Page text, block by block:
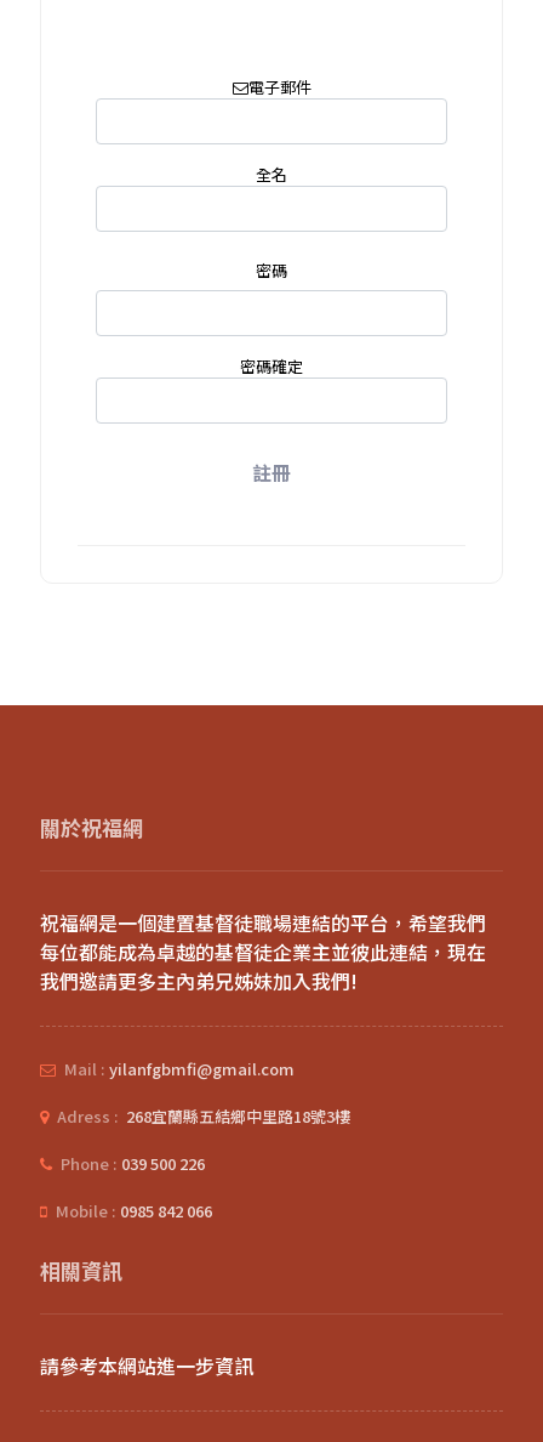
電子郵件
全名
密碼
密碼確定
註冊
關於祝福網
祝福網是一個建置基督徒職場連結的平台，希望我們
每位都能成為卓越的基督徒企業主並彼此連結，現在
我們邀請更多主內弟兄姊妹加入我們!
Mail : yilanfgbmfi@gmail.com
Adress : 268宜蘭縣五結鄉中里路18號3樓
Phone : 039 500 226
Mobile : 0985 842 066
相關資訊
請參考本網站進一步資訊